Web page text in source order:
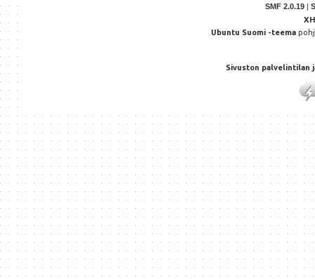
SMF 2.0.19 |
Ubuntu Suomi -teema
Sivuston palvelintilan